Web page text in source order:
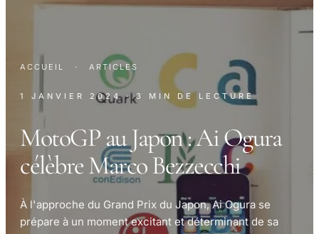
ACCUEIL · ARTICLES
1 JANVIER 2024 · 3 MIN DE LECTURE
MotoGP au Japon : Ai Ogura
célèbre Marco Bezzecchi
À l'approche du Grand Prix du Japon, Ai Ogura se
prépare à un moment excitant et déterminant de sa